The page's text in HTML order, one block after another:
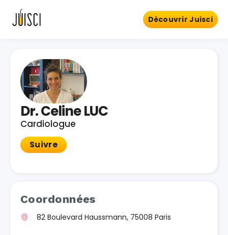
Découvrir Juisci
Dr. Celine LUC
Cardiologue
Suivre
Coordonnées
82 Boulevard Haussmann, 75008 Paris